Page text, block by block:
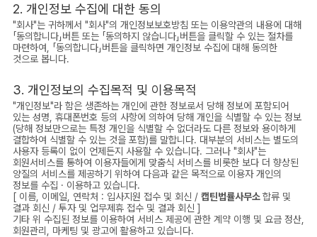
2. 개인정보 수집에 대한 동의
"회사"는 귀하께서 "회사"의 개인정보보호방침 또는 이용약관의 내용에 대해
「동의합니다」버튼 또는 「동의하지 않습니다」버튼을 클릭할 수 있는 절차를
마련하여, 「동의합니다」버튼을 클릭하면 개인정보 수집에 대해 동의한
것으로 봅니다.
3. 개인정보의 수집목적 및 이용목적
"개인정보"라 함은 생존하는 개인에 관한 정보로서 당해 정보에 포함되어
있는 성명, 휴대폰번호 등의 사항에 의하여 당해 개인을 식별할 수 있는 정보
(당해 정보만으로는 특정 개인을 식별할 수 없더라도 다른 정보와 용이하게
결합하여 식별할 수 있는 것을 포함)를 말합니다. 대부분의 서비스는 별도의
사용자 등록이 없이 언제든지 사용할 수 있습니다. 그러나 "회사"는
회원서비스를 통하여 이용자들에게 맞춤식 서비스를 비롯한 보다 더 향상된
양질의 서비스를 제공하기 위하여 다음과 같은 목적으로 이용자 개인의
정보를 수집 · 이용하고 있습니다.
[ 이름, 이메일, 연락처 : 입사지원 접수 및 회신 / 캡틴법률사무소합류 및
결과 회신 / 투자 및 업무제휴 접수 및 결과 회신 ]
기타 위 수집된 정보를 이용하여 서비스 제공에 관한 계약 이행 및 요금 정산,
회원관리, 마케팅 및 광고에 활용하고 있습니다.